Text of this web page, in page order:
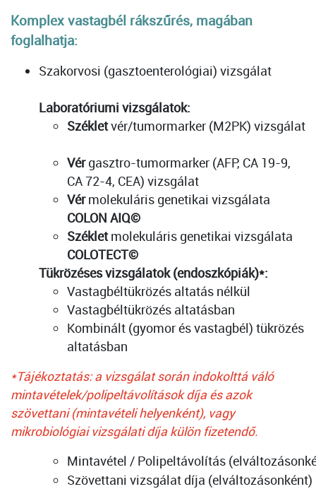
Komplex vastagbél rákszűrés, magában
foglalhatja:
Szakorvosi (gasztoenterológiai) vizsgálat
Laboratóriumi vizsgálatok:
Székletvér/tumormarker (M2PK) vizsgálat
Vérgasztro-tumormarker (AFP, CA 19-9,
CA 72-4, CEA) vizsgálat
Vérmolekuláris genetikai vizsgálata
COLON AIQ©
Székletmolekuláris genetikai vizsgálata
COLOTECT©
Tükrözéses vizsgálatok (endoszkópiák)*:
Vastagbéltükrözés altatás nélkül
Vastagbéltükrözés altatásban
Kombinált (gyomor és vastagbél) tükrözés
altatásban
*Tájékoztatás: a vizsgálat során indokolttá váló
mintavételek/polipeltávolítások díja és azok
szövettani (mintavételi helyenként), vagy
mikrobiológiai vizsgálati díja külön fizetendő.
Mintavétel / Polipeltávolítás
Szövettani vizsgálat díja (elváltozásonként)